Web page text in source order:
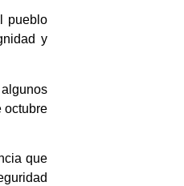
pueblo
y
octubre
que